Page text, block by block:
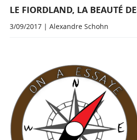
LE FIORDLAND, LA BEAUTÉ
3/09/2017 | Alexandre Schohn